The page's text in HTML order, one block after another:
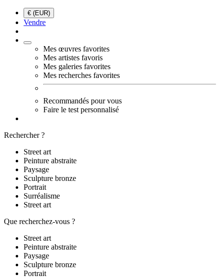
€ (EUR)
Vendre
Mes œuvres favorites
Mes artistes favoris
Mes galeries favorites
Mes recherches favorites
Recommandés pour vous
Faire le test personnalisé
Rechercher ?
Street art
Peinture abstraite
Paysage
Sculpture bronze
Portrait
Surréalisme
Street art
Que recherchez-vous ?
Street art
Peinture abstraite
Paysage
Sculpture bronze
Portrait